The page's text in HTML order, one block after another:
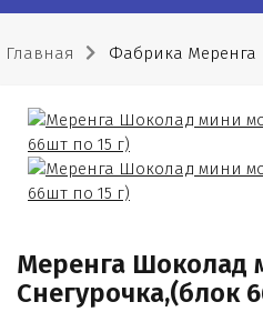
Главная Фабрика Меренга
Меренга Шоколад
Снегурочка,(блок